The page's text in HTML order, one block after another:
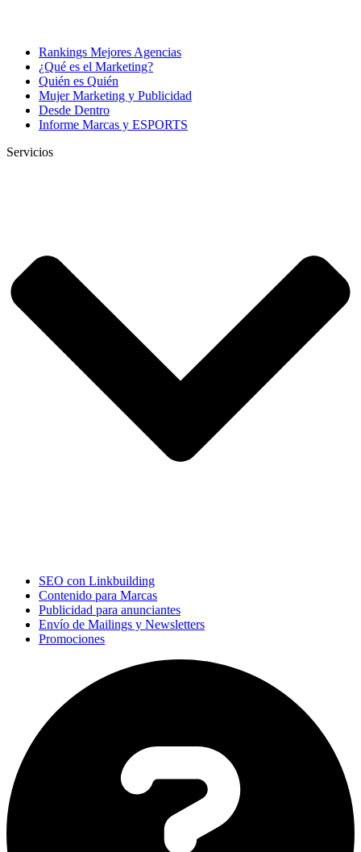
Rankings Mejores Agencias
¿Qué es el Marketing?
Quién es Quién
Mujer Marketing y Publicidad
Desde Dentro
Informe Marcas y ESPORTS
Servicios
SEO con Linkbuilding
Contenido para Marcas
Publicidad para anunciantes
Envío de Mailings y Newsletters
Promociones